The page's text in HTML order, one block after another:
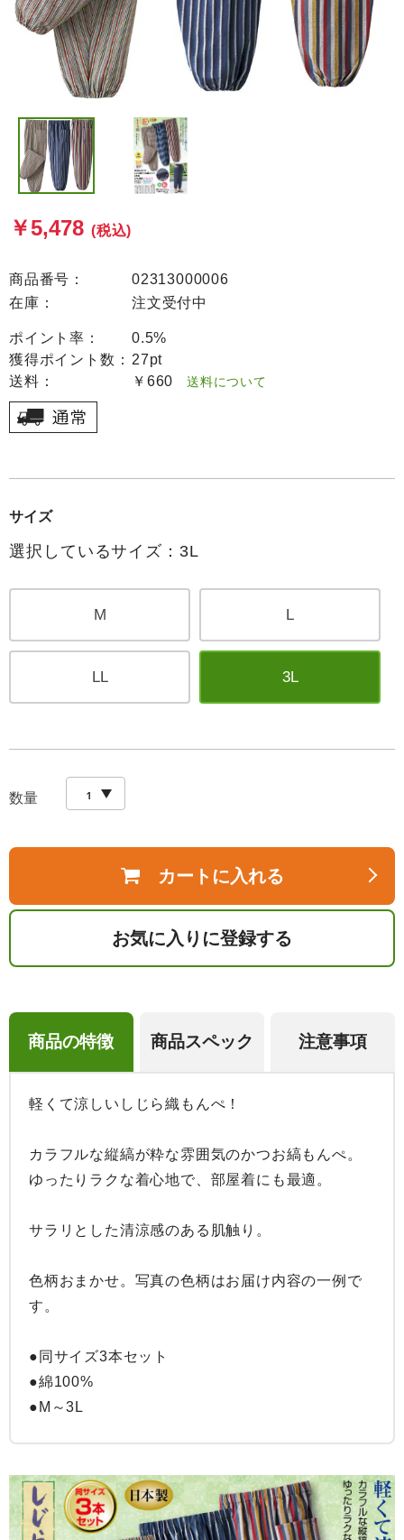
￥5,478 (税込)
商品番号：
02313000006
在庫：
注文受付中
ポイント率：
0.5%
獲得ポイント数： 27pt
送料：
￥660 送料について
サイズ
選択しているサイズ：3L
M L
LL 3L
数量
カートに入れる
お気に入りに登録する
商品の特徴 商品スペック 注意事項
軽くて涼しいしじら織もんぺ！
カラフルな縦縞が粋な雰囲気のかつお縞もんぺ。
ゆったりラクな着心地で、部屋着にも最適。
サラリとした清涼感のある肌触り。
色柄おまかせ。写真の色柄はお届け内容の一例で
す。
●同サイズ3本セット
●綿100%
●M～3L